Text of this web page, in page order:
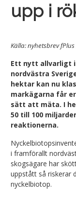
upp i
Källa: nyhetsbrev fPlus
Ett nytt allvarligt
nordvästra
hektar kan nu
markägarna får
sätt att mäta. I
50 till 100
reaktionerna.
i framförallt
skogsägare har
uppstått så riskerar
nyckelbiotop.